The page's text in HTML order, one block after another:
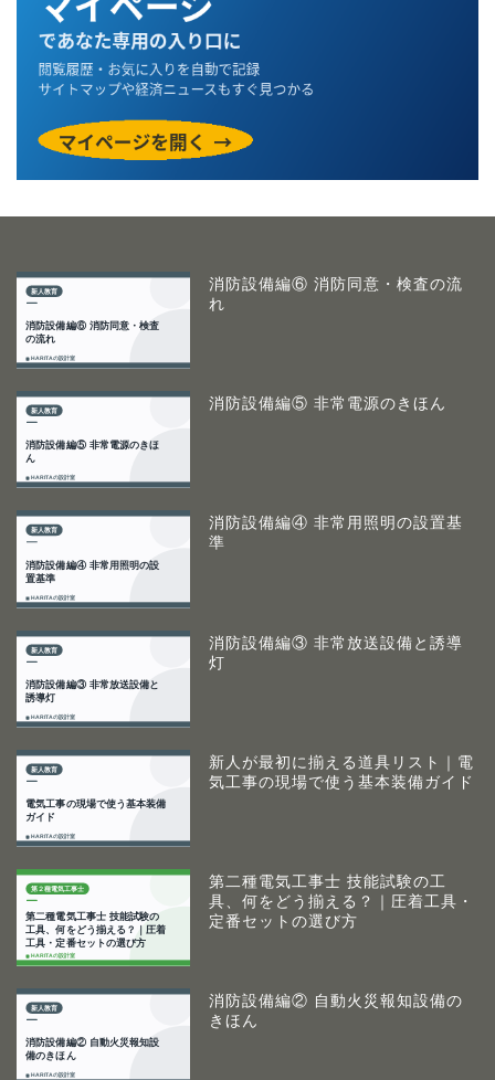
消防設備編⑥ 消防同意・検査の流
れ
消防設備編⑤ 非常電源のきほん
消防設備編④ 非常用照明の設置基
準
消防設備編③ 非常放送設備と誘導
灯
新人が最初に揃える道具リスト｜電
気工事の現場で使う基本装備ガイド
第二種電気工事士 技能試験の工
具、何をどう揃える？｜圧着工具・
定番セットの選び方
消防設備編② 自動火災報知設備の
きほん